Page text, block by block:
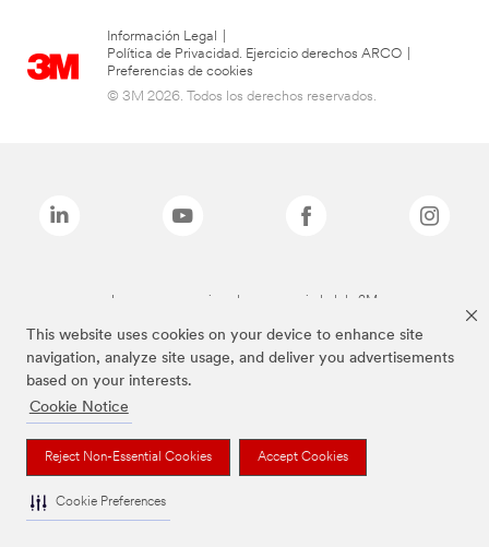
This website uses cookies on your device to enhance site
navigation, analyze site usage, and deliver you advertisements
based on your interests.
Cookie Notice
Reject Non-Essential Cookies Accept Cookies
Cookie Preferences
Información Legal
Política de Privacidad. Ejercicio derechos ARCO
Preferencias de cookies
© 3M 2026. Todos los derechos reservados.
Las marcas mencionadas son propiedad de 3M